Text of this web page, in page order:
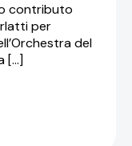
contributo
per
del
[…]